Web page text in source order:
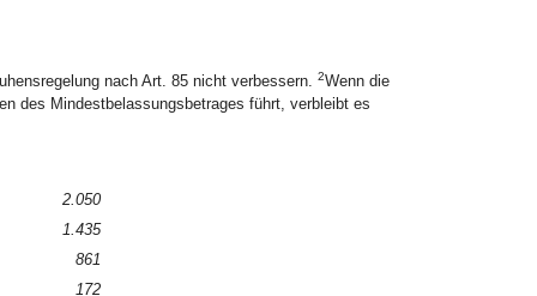
nach Art. 85 nicht verbessern. 2Wenn die
des Mindestbelassungsbetrages führt, verbleibt es
2.050
1.435
861
172